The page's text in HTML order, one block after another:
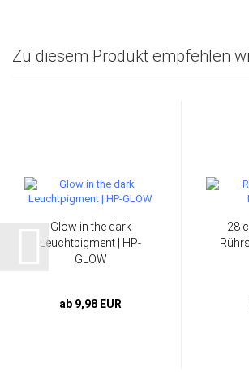
Zu diesem Produkt empfehlen
Glow in the dark
Leuchtpigment | HP-
GLOW
ab 9,98 EUR
28